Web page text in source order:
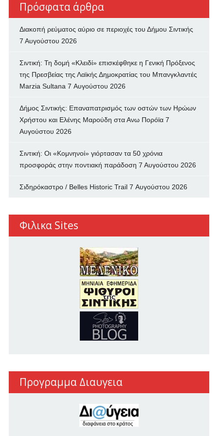
Πρόσφατα άρθρα
Διακοπή ρεύματος αύριο σε περιοχές του Δήμου Σιντικής
7 Αυγούστου 2026
Σιντική: Τη δομή «Κλειδί» επισκέφθηκε η Γενική Πρόξενος
της Πρεσβείας της Λαϊκής Δημοκρατίας του Μπανγκλαντές
Marzia Sultana 7 Αυγούστου 2026
Δήμος Σιντικής: Επαναπατρισμός των oστών των Ηρώων
Χρήστου και Ελένης Μαρούδη στα Ανω Πορόϊα 7
Αυγούστου 2026
Σιντική: Οι «Κομνηνοί» γιόρτασαν τα 50 χρόνια
προσφοράς στην ποντιακή παράδοση 7 Αυγούστου 2026
Σιδηρόκαστρο / Belles Historic Trail 7 Αυγούστου 2026
Φιλικα Sites
Προγραμμα Διαυγεια